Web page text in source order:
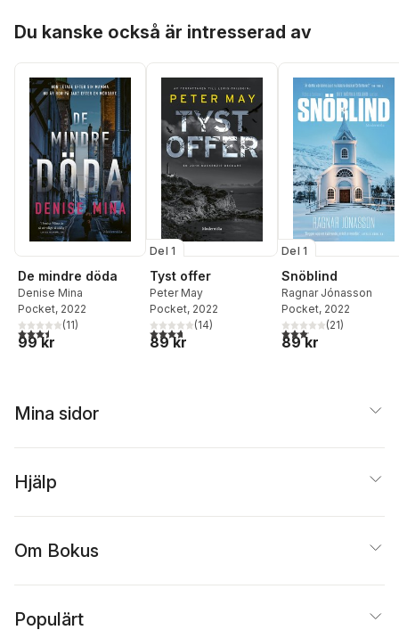
Du kanske också är intresserad av
De mindre döda
Denise Mina
Pocket, 2022
3,5utav 5 stjärnor. Totalt antal röster:
(11)
99 kr
Del 1
Tyst offer
Peter May
Pocket, 2022
3,7utav 5 stjärnor. Totalt antal röster:
(14)
89 kr
Del 1
Snöblind
Ragnar Jónasson
Pocket, 2022
3,1utav 5 stjärnor.
(21)
89 kr
Mina sidor
Hjälp
Om Bokus
Populärt